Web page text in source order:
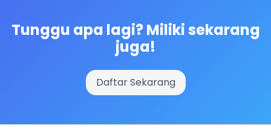
Tunggu apa lagi? Miliki sekarang
juga!
Daftar Sekarang